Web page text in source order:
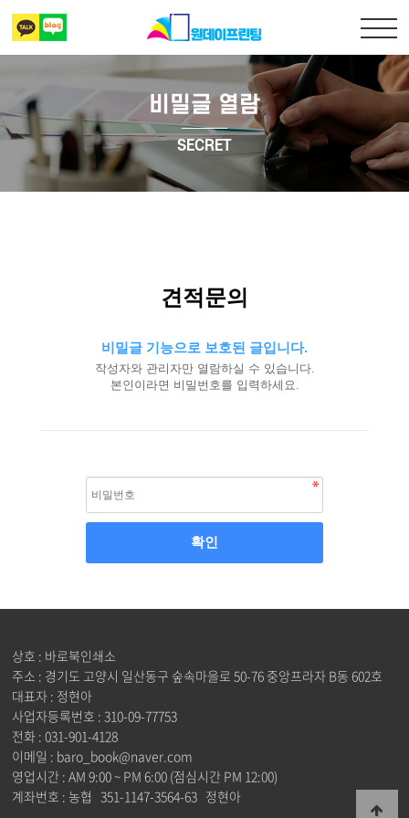
출력복사
책만들기
상담 및 견적문의
비밀글 열람
SECRET
견적문의
비밀글 기능으로 보호된 글입니다.
작성자와 관리자만 열람하실 수 있습니다.
본인이라면 비밀번호를 입력하세요.
상호 : 바로북인쇄소
주소 : 경기도 고양시 일산동구 숲속마을로 50-76 중앙프라자 B동 602호
대표자 : 정현아
사업자등록번호 : 310-09-77753
전화 : 031-901-4128
이메일 : baro_book@naver.com
영업시간 : AM 9:00 ~ PM 6:00 (점심시간 PM 12:00)
계좌번호 : 농협 351-1147-3564-63 정현아